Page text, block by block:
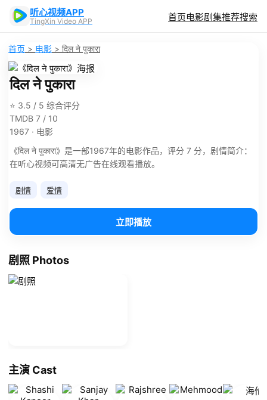
听心视频APP
TingXin Video APP 首页电影剧集推荐搜索
首页 > 电影 > दिल ने पुकारा
दिल ने पुकारा
⭐ 3.5 / 5 综合评分
TMDB 7 / 10
1967 · 电影
《दिल ने पुकारा》是一部1967年的电影作品，评分 7 分，剧情简介：
在听心视频可高清无广告在线观看播放。
剧情 爱情
立即播放
剧照 Photos
主演 Cast